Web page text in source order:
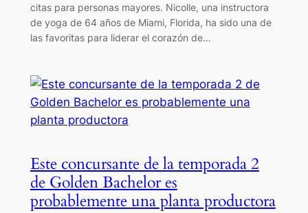
citas para personas mayores. Nicolle, una instructora
de yoga de 64 años de Miami, Florida, ha sido una de
las favoritas para liderar el corazón de…
Este concursante de la temporada 2
de Golden Bachelor es
probablemente una planta productora